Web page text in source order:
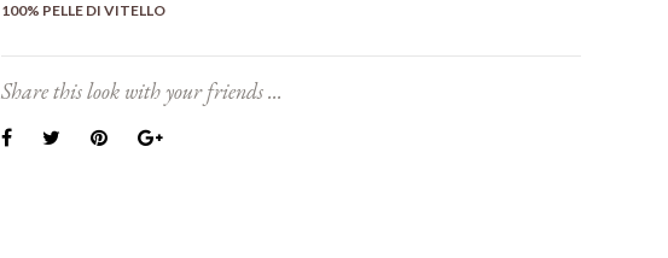
100% PELLE DI VITELLO
Share this look with your friends ...